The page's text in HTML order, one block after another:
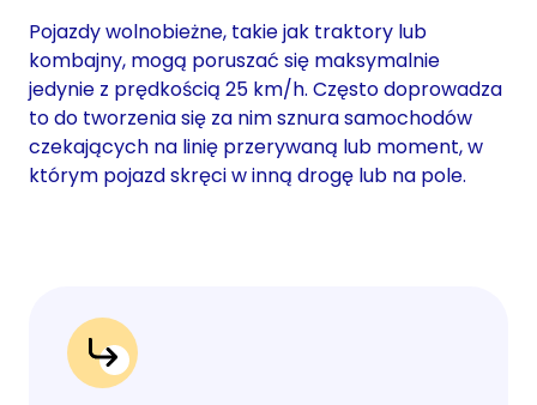
Pojazdy wolnobieżne, takie jak traktory lub
kombajny, mogą poruszać się maksymalnie
jedynie z prędkością 25 km/h. Często doprowadza
to do tworzenia się za nim sznura samochodów
czekających na linię przerywaną lub moment, w
którym pojazd skręci w inną drogę lub na pole.